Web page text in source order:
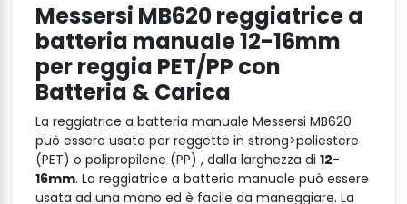
Messersi MB620 reggiatrice a
batteria manuale 12-16mm
per reggia PET/PP con
Batteria & Carica
La reggiatrice a batteria manuale Messersi MB620
può essere usata per reggette in strong>poliestere
(PET) o polipropilene (PP) , dalla larghezza di 12-
16mm. La reggiatrice a batteria manuale può essere
usata ad una mano ed è facile da maneggiare. La